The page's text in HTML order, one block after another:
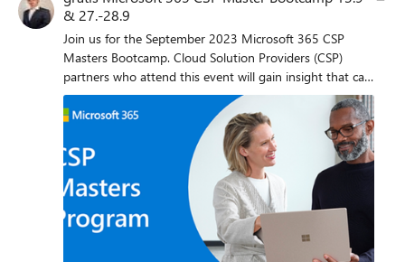
& 27.-28.9
Join us for the September 2023 Microsoft 365 CSP
Masters Bootcamp. Cloud Solution Providers (CSP)
partners who attend this event will gain insight that can
help them grow capabilities in selling, deploying, and
managing Microsoft 365 portfolio solutions for small
and medium-sized businesses (SMBs), along with
driving adoption. Sign in to register